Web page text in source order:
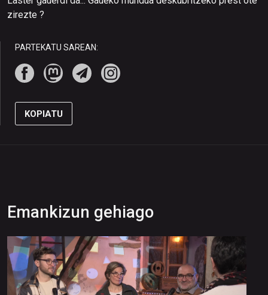
zirezte ?
PARTEKATU SAREAN:
KOPIATU
Emankizun gehiago